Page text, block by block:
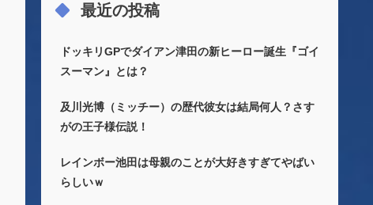
最近の投稿
ドッキリGPでダイアン津田の新ヒーロー誕生『ゴイ
スーマン』とは？
及川光博（ミッチー）の歴代彼女は結局何人？さす
がの王子様伝説！
レインボー池田は母親のことが大好きすぎてやばい
らしいｗ